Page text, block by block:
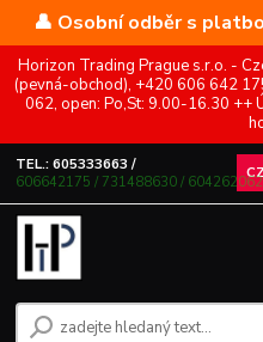
👤 Osobní odběr s
Horizon Trading Prague s.r.o. -
(pevná-obchod), +420 606 642
062, open: Po,St: 9.00-16.30 ++
TEL.: 605333663 /
606642175 / 731488630 / 604262062